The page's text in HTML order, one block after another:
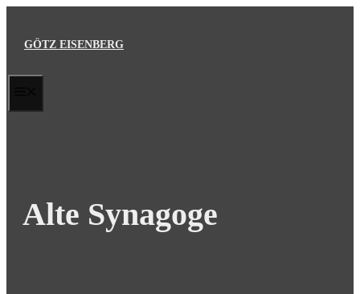
InhaltGÖTZ EISENBERG
Alte Synagoge